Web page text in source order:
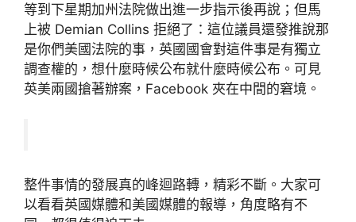
等到下星期加州法院做出進一步指示後再說；但馬
上被 Demian Collins 拒絕了：這位議員還發推說那
是你們美國法院的事，英國國會對這件事是有獨立
調查權的，想什麼時候公布就什麼時候公布。可見
英美兩國搶著辦案，Facebook 夾在中間的窘境。
整件事情的發展真的峰迴路轉，精彩不斷。大家可
以看看英國媒體和美國媒體的報導，角度略有不